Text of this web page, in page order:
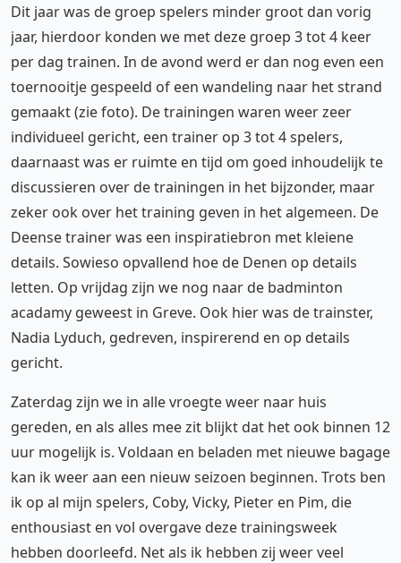
Dit jaar was de groep spelers minder groot dan vorig
jaar, hierdoor konden we met deze groep 3 tot 4 keer
per dag trainen. In de avond werd er dan nog even een
toernooitje gespeeld of een wandeling naar het strand
gemaakt (zie foto). De trainingen waren weer zeer
individueel gericht, een trainer op 3 tot 4 spelers,
daarnaast was er ruimte en tijd om goed inhoudelijk te
discussieren over de trainingen in het bijzonder, maar
zeker ook over het training geven in het algemeen. De
Deense trainer was een inspiratiebron met kleiene
details. Sowieso opvallend hoe de Denen op details
letten. Op vrijdag zijn we nog naar de badminton
acadamy geweest in Greve. Ook hier was de trainster,
Nadia Lyduch, gedreven, inspirerend en op details
gericht.
Zaterdag zijn we in alle vroegte weer naar huis
gereden, en als alles mee zit blijkt dat het ook binnen 12
uur mogelijk is. Voldaan en beladen met nieuwe bagage
kan ik weer aan een nieuw seizoen beginnen. Trots ben
ik op al mijn spelers, Coby, Vicky, Pieter en Pim, die
enthousiast en vol overgave deze trainingsweek
hebben doorleefd. Net als ik hebben zij weer veel